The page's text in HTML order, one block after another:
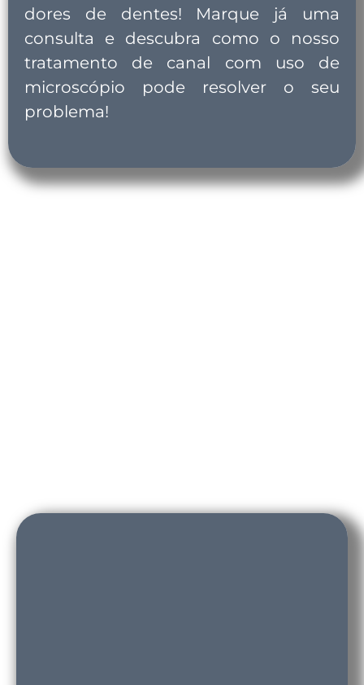
dores de dentes! Marque já uma
consulta e descubra como o nosso
tratamento de canal com uso de
microscópio pode resolver o seu
problema!